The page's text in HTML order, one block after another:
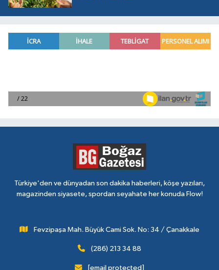
Türkiye'den ve dünyadan son dakika haberleri, köşe yazıları,
magazinden siyasete, spordan seyahate her konuda Flow!
Fevzipaşa Mah. Büyük Cami Sok. No: 34 / Çanakkale
(286) 213 34 88
[email protected]